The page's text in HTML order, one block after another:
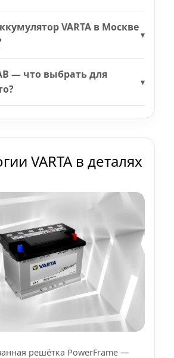
VARTA в Москве
— что выбрать для
VARTA в деталях
решётка PowerFrame —